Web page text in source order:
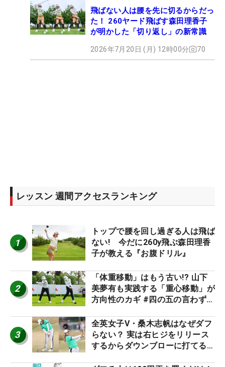
飛ばない人は腰を先に切るからだっ
た！ 260ヤード飛ばす森田理香子
が明かした「切り返し」の新常識
2026年7月20日 (月) 12時00分 70
レッスン 週間アクセスランキング
1
トップで腰を回し過ぎる人は飛ば
ない! 今だに260y飛ぶ森田理香
子が教える『お腹ドリル』
2
「体重移動」はもう古い!? 山下
美夢有も実践する「重心移動」が
方向性のカギ #四の五の言わず振
3
全英女子V・桑木志帆はなぜダフ
らない？ 実は右ヒジをリリース
するからダウンブローに打てる #